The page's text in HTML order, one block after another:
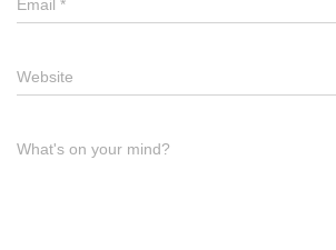
Email *
Website
What's on your mind?